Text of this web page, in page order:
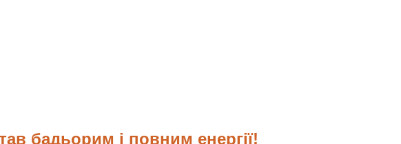
бадьорим і повним енергії!